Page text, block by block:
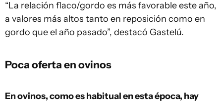
“La relación flaco/gordo es más favorable este año,
a valores más altos tanto en reposición como en
gordo que el año pasado”, destacó Gastelú.
Poca oferta en ovinos
En ovinos, como es habitual en esta época, hay